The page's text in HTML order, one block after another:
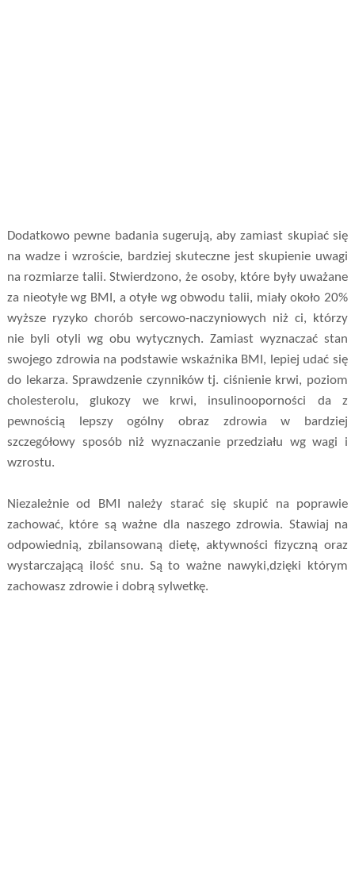
Dodatkowo pewne badania sugerują, aby zamiast skupiać się
na wadze i wzroście, bardziej skuteczne jest skupienie uwagi
na rozmiarze talii. Stwierdzono, że osoby, które były uważane
za nieotyłe wg BMI, a otyłe wg obwodu talii, miały około 20%
wyższe ryzyko chorób sercowo-naczyniowych niż ci, którzy
nie byli otyli wg obu wytycznych. Zamiast wyznaczać stan
swojego zdrowia na podstawie wskaźnika BMI, lepiej udać się
do lekarza. Sprawdzenie czynników tj. ciśnienie krwi, poziom
cholesterolu, glukozy we krwi, insulinooporności da z
pewnością lepszy ogólny obraz zdrowia w bardziej
szczegółowy sposób niż wyznaczanie przedziału wg wagi i
wzrostu.
Niezależnie od BMI należy starać się skupić na poprawie
zachować, które są ważne dla naszego zdrowia. Stawiaj na
odpowiednią, zbilansowaną dietę, aktywności fizyczną oraz
wystarczającą ilość snu. Są to ważne nawyki,dzięki którym
zachowasz zdrowie i dobrą sylwetkę.